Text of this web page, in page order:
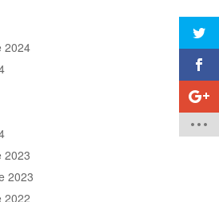
2024
2023
2023
2022